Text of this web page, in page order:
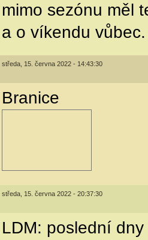
mimo sezónu měl
a o víkendu vůbec.
středa, 15. června 2022 - 14:43:30
Branice
středa, 15. června 2022 - 20:37:30
LDM: poslední